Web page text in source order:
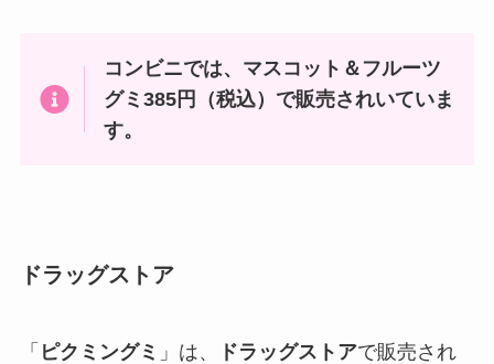
コンビニでは、マスコット＆フルーツ
グミ385円（税込）で販売されいていま
す。
ドラッグストア
「 ピクミングミ 」は、 ドラッグストアで販売され